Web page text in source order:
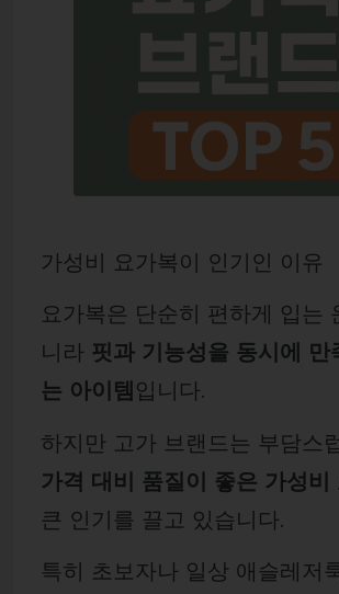
가성비 요가복이 인기인 이유
요가복은 단순히 편하게 입는
니라 핏과 기능성을 동시에 만
는 아이템 입니다.
하지만 고가 브랜드는 부담스
가격 대비 품질이 좋은 가성비
큰 인기를 끌고 있습니다.
특히 초보자나 일상 애슬레저